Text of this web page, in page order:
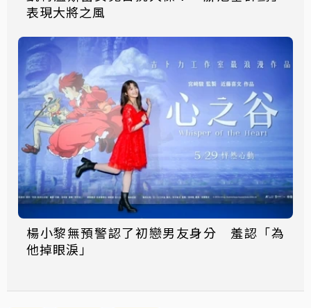
表現大將之風
楊小黎無預警認了初戀男友身分 羞認「為
他掉眼淚」